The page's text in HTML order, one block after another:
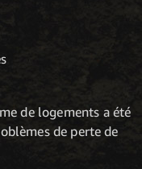
de logements a été
de perte de